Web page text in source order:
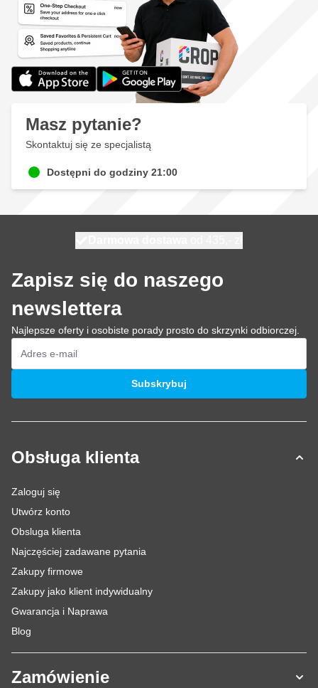
Masz pytanie?
Skontaktuj się ze specjalistą
Dostępni do godziny 21:00
Zapisz się do naszego
newslettera
Najlepsze oferty i osobiste porady prosto do skrzynki odbiorczej.
Adres e-mail
Subskrybuj
Obsługa klienta
Zaloguj się
Utwórz konto
Obsluga klienta
Najczęściej zadawane pytania
Zakupy firmowe
Zakupy jako klient indywidualny
Gwarancja i Naprawa
Blog
Zamówienie